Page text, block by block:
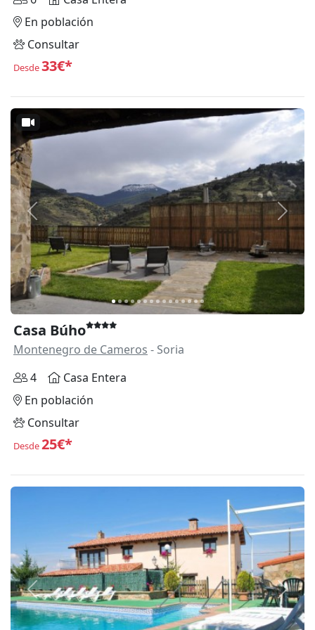
En población
Consultar
Desde33€*
Anterior
Casa Búho
Montenegro de Cameros - Soria
4
Casa Entera
En población
Consultar
Desde25€*
Anterior